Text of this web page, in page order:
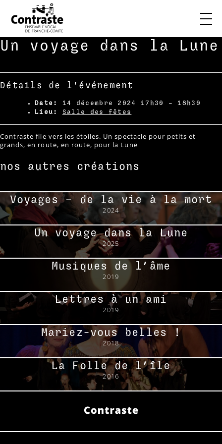
Skip
to
accueil
à propos
créations
agenda
contact
Un voyage dans la Lune
Détails de l'événement
Date: 14 décembre 2024 17h30 – 18h30
Lieu:
Salle des fêtes
Contraste file vers les étoiles. Un spectacle pour petits et
grands, en route, en route, pour la Lune
nos autres créations
Voyages – de la vie à la mort
2024
Un voyage dans la Lune
2025
Musiques de l’âme
2019
Lettres à un ami
2019
Mariez-vous belles !
2018
La Folle de l’île
2016